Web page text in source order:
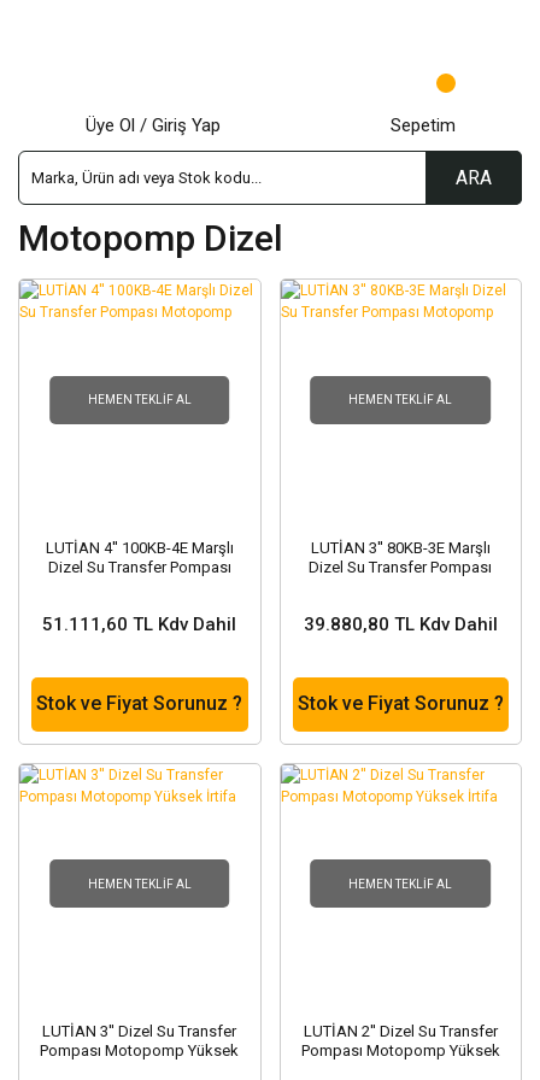
ARA
Üye Ol / Giriş Yap Sepetim
Motopomp Dizel
HEMEN TEKLIF AL
LUTİAN 4'' 100KB-4E Marşlı
Dizel Su Transfer Pompası
51.111,60 TL Kdv Dahil
Stok ve Fiyat Sorunuz ?
HEMEN TEKLIF AL
LUTİAN 3'' 80KB-3E Marşlı
Dizel Su Transfer Pompası
39.880,80 TL Kdv Dahil
Stok ve Fiyat Sorunuz ?
HEMEN TEKLIF AL
LUTİAN 3'' Dizel Su Transfer
Pompası Motopomp Yüksek
HEMEN TEKLIF AL
LUTİAN 2'' Dizel Su Transfer
Pompası Motopomp Yüksek